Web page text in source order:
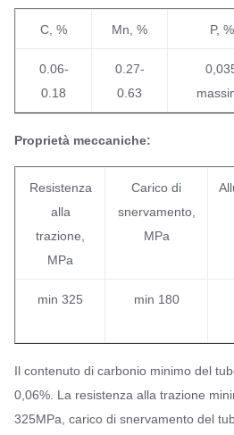
C, % Mn, % P, %
0.06-
0.18
0.27-
0.63
Proprietà meccaniche:
Resistenza
alla
trazione,
MPa
Carico di
snervamento,
MPa
min 325 min 180
Il contenuto di carbonio minimo del
0,06%. La resistenza alla trazione
325MPa, carico di snervamento del